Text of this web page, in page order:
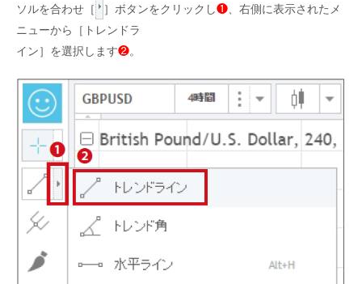
ソルを合わせ［ ］ボタンをクリックし❶、右側に表示されたメ
ニューから［トレンドラ
イン］を選択します❷。